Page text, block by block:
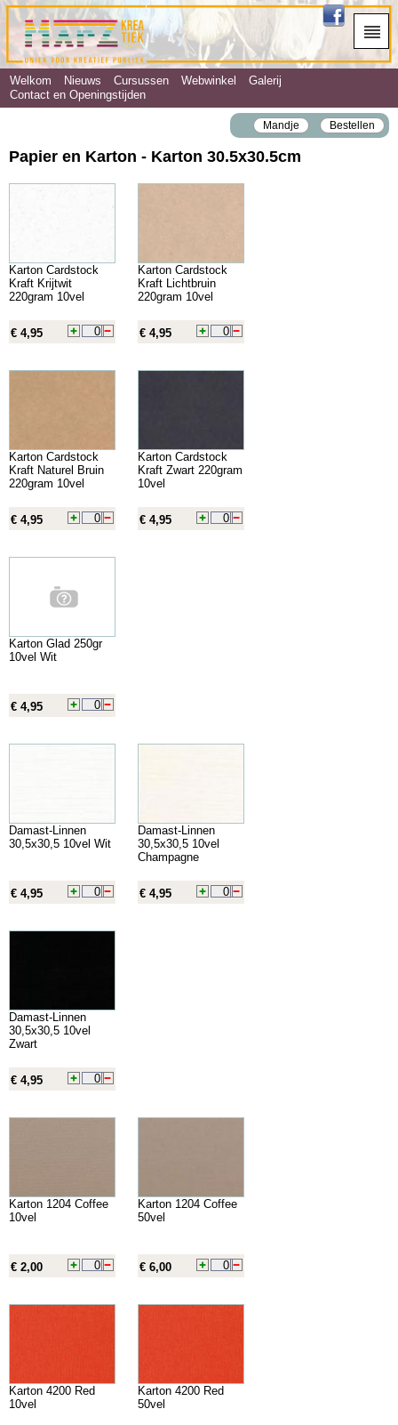
Welkom Nieuws Cursussen Webwinkel
Galerij
Contact en Openingstijden
Mandje Bestellen
Papier en Karton - Karton 30.5x30.5cm
Karton Cardstock
Kraft Krijtwit
220gram 10vel
€ 4,95
Karton Cardstock
Kraft Lichtbruin
220gram 10vel
€ 4,95
Karton Cardstock
Kraft Naturel Bruin
220gram 10vel
€ 4,95
Karton Cardstock
Kraft Zwart 220gram
10vel
€ 4,95
Karton Glad 250gr
10vel Wit
€ 4,95
Damast-Linnen
30,5x30,5 10vel Wit
€ 4,95
Damast-Linnen
30,5x30,5 10vel
Champagne
€ 4,95
Damast-Linnen
30,5x30,5 10vel
Zwart
€ 4,95
Karton 1204 Coffee
10vel
€ 2,00
Karton 1204 Coffee
50vel
€ 6,00
Karton 4200 Red
10vel
Karton 4200 Red
50vel